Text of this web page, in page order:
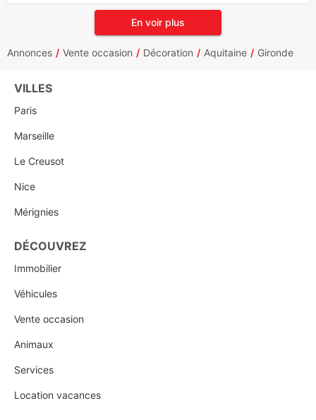
En voir plus
Annonces Vente occasion Décoration Aquitaine Gironde
VILLES
Paris
Marseille
Le Creusot
Nice
Mérignies
DÉCOUVREZ
Immobilier
Véhicules
Vente occasion
Animaux
Services
Location vacances